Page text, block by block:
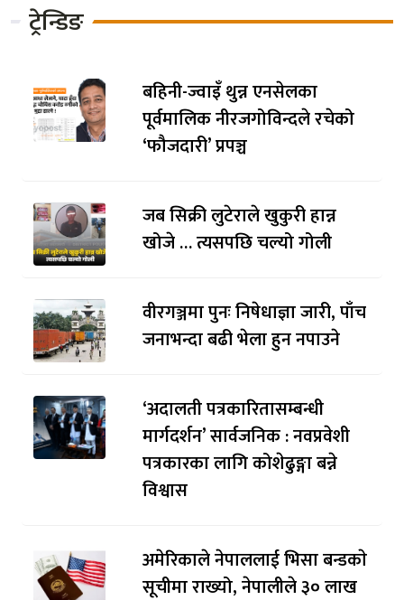
ट्रेन्डिङ
बहिनी-ज्वाइँ थुन्न एनसेलका
पूर्वमालिक नीरजगोविन्दले रचेको
‘फौजदारी’ प्रपञ्च
जब सिक्री लुटेराले खुकुरी हान्न
खोजे … त्यसपछि चल्यो गोली
वीरगञ्जमा पुनः निषेधाज्ञा जारी, पाँच
जनाभन्दा बढी भेला हुन नपाउने
‘अदालती पत्रकारितासम्बन्धी
मार्गदर्शन’ सार्वजनिक : नवप्रवेशी
पत्रकारका लागि कोशेढुङ्गा बन्ने
विश्वास
अमेरिकाले नेपाललाई भिसा बन्डकाे
सूचीमा राख्यो, नेपालीले ३० लाख